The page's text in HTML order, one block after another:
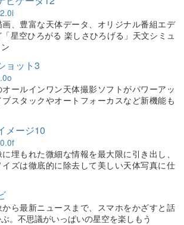
画、豊富な天体データ、オリジナル番組エデ
「星空ひろがる 楽しさひろげる」天文シミュ
ョット3
ールインワン天体撮影ソフトがパワーアッ
ブスタックやオートフォーカスなど新機能も
メージ10
埋もれた微細な情報を最大限に引き出し、
ズは徹底的に除去して美しい天体写真に仕
から最新ニュースまで、スマホをかざすと話
。不思議がいっぱいの星空を楽しもう